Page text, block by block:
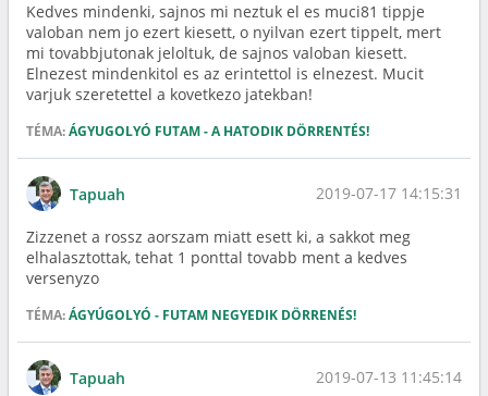
Kedves mindenki, sajnos mi neztuk el es muci81 tippje
valoban nem jo ezert kiesett, o nyilvan ezert tippelt, mert
mi tovabbjutonak jeloltuk, de sajnos valoban kiesett.
Elnezest mindenkitol es az erintettol is elnezest. Mucit
varjuk szeretettel a kovetkezo jatekban!
TÉMA:ÁGYUGOLYÓ FUTAM - A HATODIK DÖRRENTÉS!
Tapuah 2019-07-17 14:15:31
Zizzenet a rossz aorszam miatt esett ki, a sakkot meg
elhalasztottak, tehat 1 ponttal tovabb ment a kedves
versenyzo
TÉMA:ÁGYÚGOLYÓ - FUTAM NEGYEDIK DÖRRENÉS!
Tapuah 2019-07-13 11:45:14